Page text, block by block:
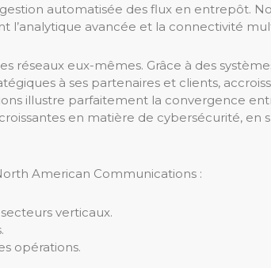
automatisée des flux en entrepôt.
l’analytique avancée et la connectivité
eux-mêmes. Grâce à des
à ses partenaires et clients,
illustre parfaitement la convergence
en matière de cybersécurité, en
American Communications :
verticaux.
opérations.